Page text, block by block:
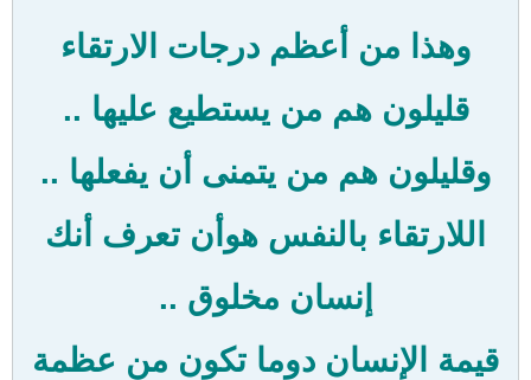
وهذا من أعظم درجات الارتقاء
قليلون هم من يستطيع عليها ..
وقليلون هم من يتمنى أن يفعلها ..
اللارتقاء بالنفس هوأن تعرف أنك
إنسان مخلوق ..
قيمة الإنسان دوما تكون من عظمة